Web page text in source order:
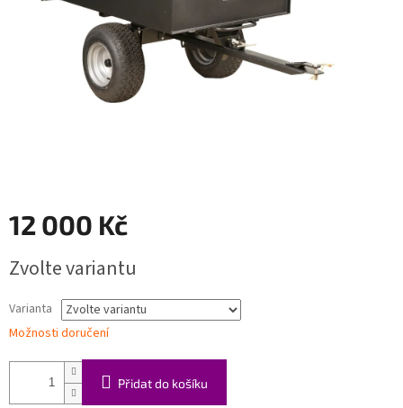
12 000 Kč
cena:
Zvolte variantu
Varianta
Možnosti doručení
Přidat do košíku